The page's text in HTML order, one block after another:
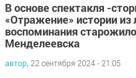
В основе спектакля -
«Отражение» истории из
воспоминания
Менделеевска
автор, 22 сентября 2024 - 21:05